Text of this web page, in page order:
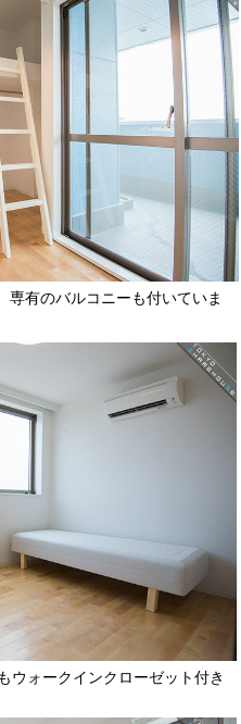
専有のバルコニーも付いていま
ウォークインクローゼット付き